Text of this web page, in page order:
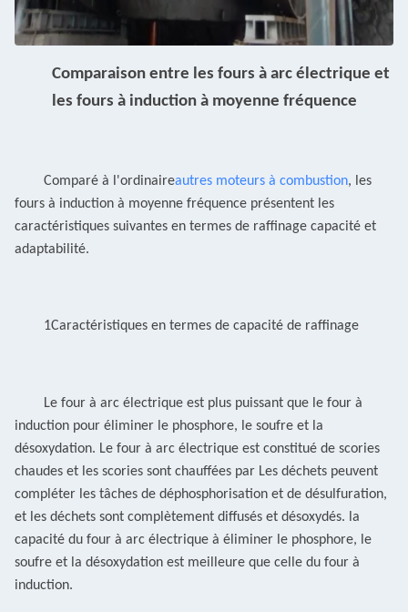
Comparaison entre les fours à arc électrique et
les fours à induction à moyenne fréquence
Comparé à l'ordinaireautres moteurs à combustion, les
fours à induction à moyenne fréquence présentent les
caractéristiques suivantes en termes de raffinage capacité et
adaptabilité.
1Caractéristiques en termes de capacité de raffinage
Le four à arc électrique est plus puissant que le four à
induction pour éliminer le phosphore, le soufre et la
désoxydation. Le four à arc électrique est constitué de scories
chaudes et les scories sont chauffées par Les déchets peuvent
compléter les tâches de déphosphorisation et de désulfuration,
et les déchets sont complètement diffusés et désoxydés. la
capacité du four à arc électrique à éliminer le phosphore, le
soufre et la désoxydation est meilleure que celle du four à
induction.